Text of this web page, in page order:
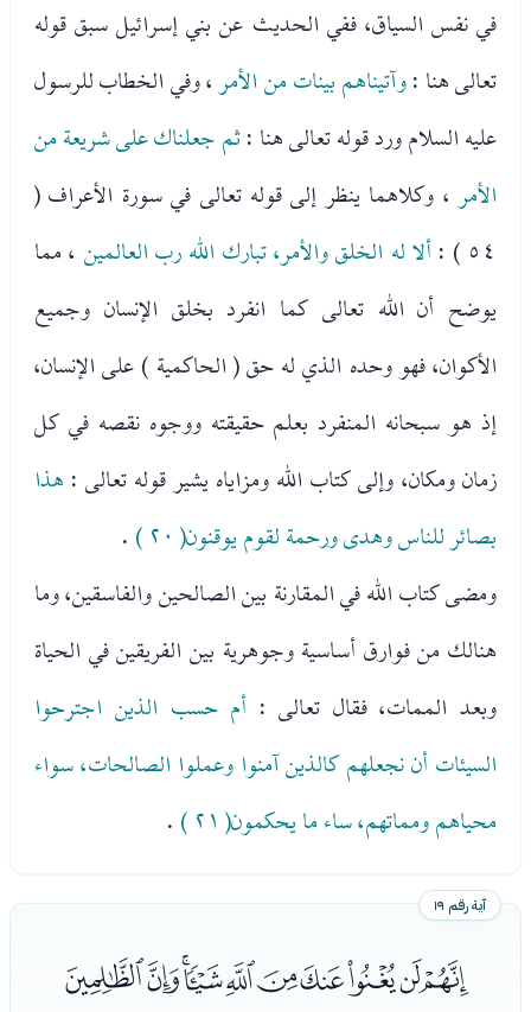
في نفس السياق، ففي الحديث عن بني إسرائيل سبق قوله
تعالى هنا :وآتيناهم بينات من الأمر ، وفي الخطاب للرسول
عليه السلام ورد قوله تعالى هنا :ثم جعلناك على شريعة من
الأمر ، وكلاهما ينظر إلى قوله تعالى في سورة الأعراف (
٥٤ ) :
ألا له الخلق والأمر، تبارك الله رب العالمين ، مما
يوضح أن الله تعالى كما انفرد بخلق الإنسان وجميع
الأكوان، فهو وحده الذي له حق ( الحاكمية ) على الإنسان،
إذ هو سبحانه المنفرد بعلم حقيقته ووجوه نقصه في كل
زمان ومكان، وإلى كتاب الله ومزاياه يشير قوله تعالى : هذا
بصائر للناس وهدى ورحمة لقوم يوقنون( ٢٠ )
.
ومضى كتاب الله في المقارنة بين الصالحين والفاسقين، وما
هنالك من فوارق أساسية وجوهرية بين الفريقين في الحياة
وبعد الممات، فقال تعالى : أم حسب الذين اجترحوا
السيئات أن نجعلهم كالذين آمنوا وعملوا الصالحات، سواء
محياهم ومماتهم، ساء ما يحكمون( ٢١ )
.
آية رقم ١٩
ﮥﮦﮧﮨﮩﮪﮫﮬﮭﮮ